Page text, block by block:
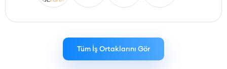
Tüm İş Ortaklarını Gör